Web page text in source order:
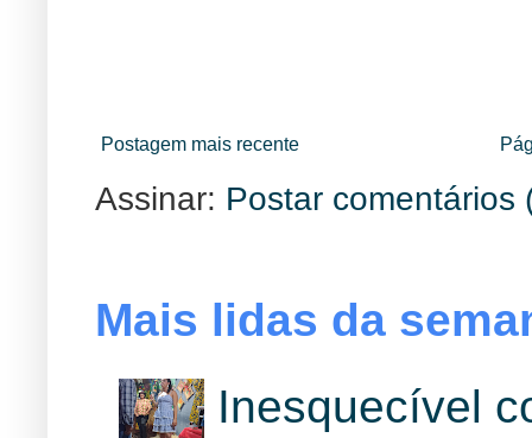
Postagem mais recente
Assinar: Postar comentários
Mais lidas da
Inesquecível